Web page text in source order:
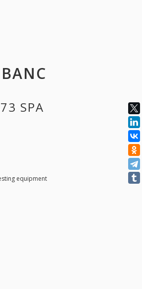
SPA
equipment